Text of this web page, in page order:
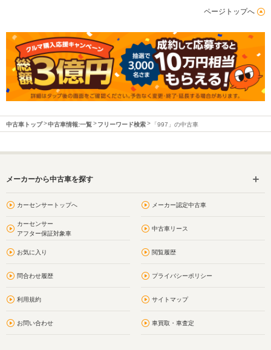
ページトップへ
中古車トップ 中古車情報:一覧 フリーワード検索 「997」の中古車
メーカーから中古車を探す
カーセンサートップへ メーカー認定中古車
カーセンサー
アフター保証対象車
中古車リース
お気に入り 閲覧履歴
問合わせ履歴 プライバシーポリシー
利用規約 サイトマップ
お問い合わせ 車買取・車査定